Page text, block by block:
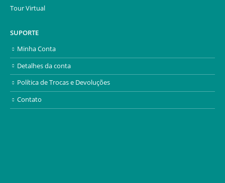
Tour Virtual
SUPORTE
Minha Conta
Detalhes da conta
Política de Trocas e Devoluções
Contato